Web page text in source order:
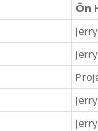
Ön